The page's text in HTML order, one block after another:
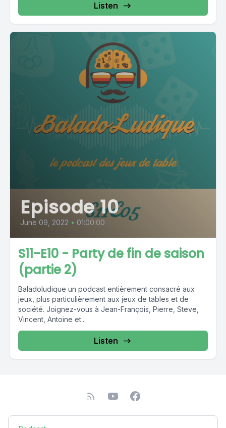
Listen
Episode 10
June 09, 2022 • 01:00:00
S11-E10 - Party de fin de saison
(partie 2)
Baladoludique un podcast entièrement consacré aux
jeux, plus particulièrement aux jeux de tables et de
société. Joignez-vous à Jean-François, Pierre, Steve,
Vincent, Antoine et...
Listen